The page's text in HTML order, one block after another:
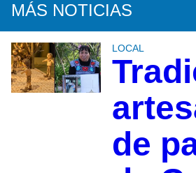
MÁS NOTICIAS
LOCAL
de